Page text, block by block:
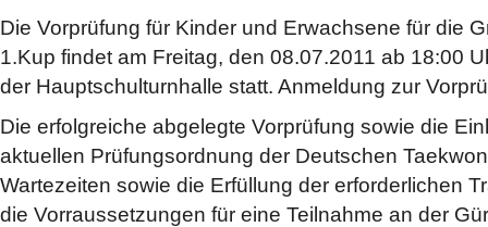
Die Vorprüfung für Kinder und Erwachsene für die
1.Kup findet am Freitag, den 08.07.2011 ab 18:00
der Hauptschulturnhalle statt. Anmeldung zur
Die erfolgreiche abgelegte Vorprüfung sowie die
aktuellen Prüfungsordnung der Deutschen
Wartezeiten sowie die Erfüllung der erforderlichen
die Vorraussetzungen für eine Teilnahme an der